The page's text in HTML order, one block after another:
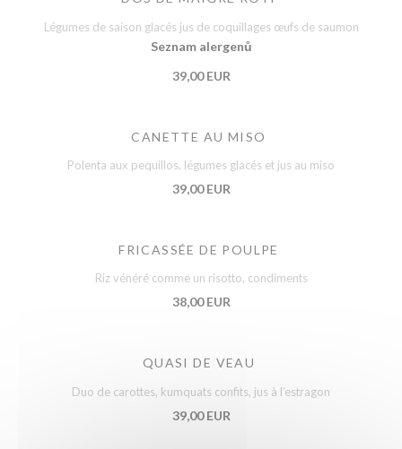
Légumes de saison glacés jus de coquillages œufs de saumon
Seznam alergenů
39,00 EUR
CANETTE AU MISO
Polenta aux pequillos, légumes glacés et jus au miso
39,00 EUR
FRICASSÉE DE POULPE
Riz vénéré comme un risotto, condiments
38,00 EUR
QUASI DE VEAU
Duo de carottes, kumquats confits, jus à l’estragon
39,00 EUR